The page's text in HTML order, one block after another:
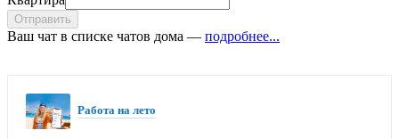
Отправить
Ваш чат в списке чатов дома — подробнее...
Работа на лето